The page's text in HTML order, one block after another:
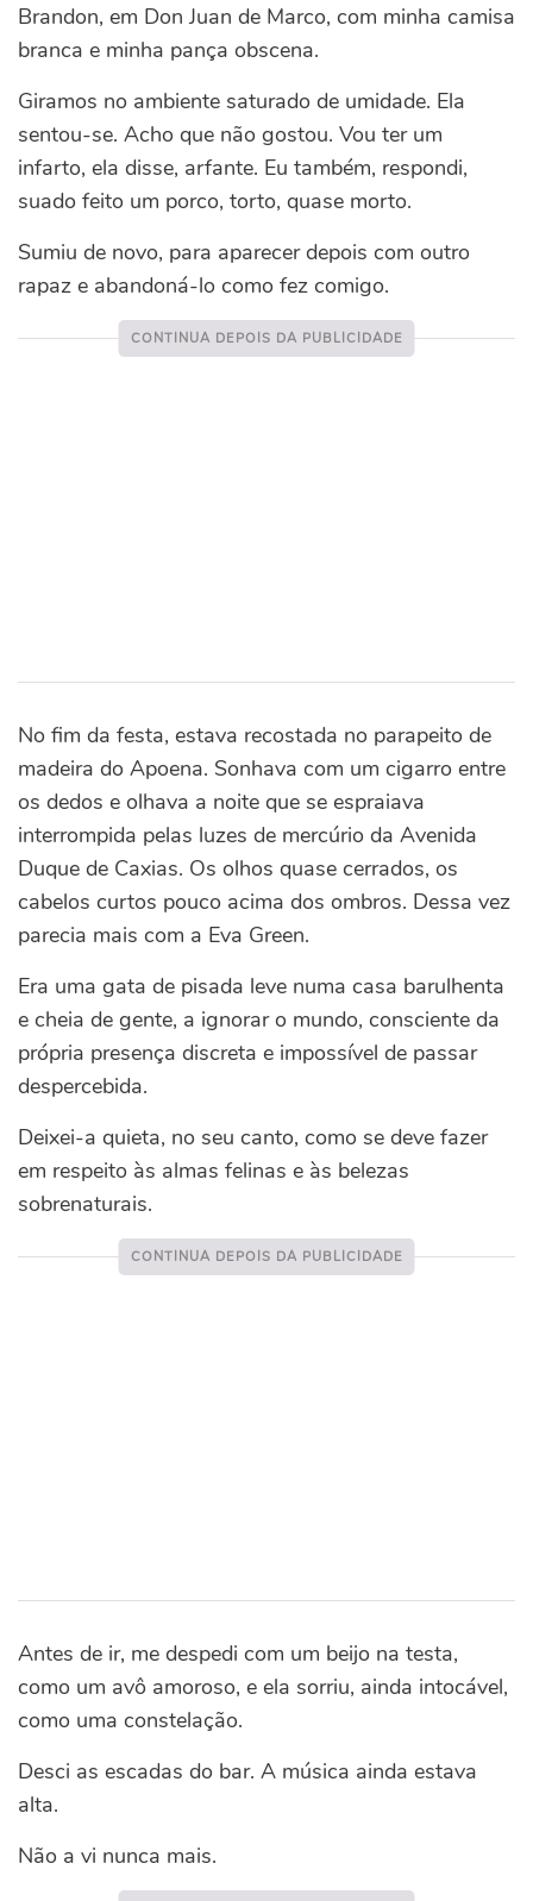
Brandon, em Don Juan de Marco, com minha camisa
branca e minha pança obscena.
Giramos no ambiente saturado de umidade. Ela
sentou-se. Acho que não gostou. Vou ter um
infarto, ela disse, arfante. Eu também, respondi,
suado feito um porco, torto, quase morto.
Sumiu de novo, para aparecer depois com outro
rapaz e abandoná-lo como fez comigo.
No fim da festa, estava recostada no parapeito de
madeira do Apoena. Sonhava com um cigarro entre
os dedos e olhava a noite que se espraiava
interrompida pelas luzes de mercúrio da Avenida
Duque de Caxias. Os olhos quase cerrados, os
cabelos curtos pouco acima dos ombros. Dessa vez
parecia mais com a Eva Green.
Era uma gata de pisada leve numa casa barulhenta
e cheia de gente, a ignorar o mundo, consciente da
própria presença discreta e impossível de passar
despercebida.
Deixei-a quieta, no seu canto, como se deve fazer
em respeito às almas felinas e às belezas
sobrenaturais.
Antes de ir, me despedi com um beijo na testa,
como um avô amoroso, e ela sorriu, ainda intocável,
como uma constelação.
Desci as escadas do bar. A música ainda estava
alta.
Não a vi nunca mais.